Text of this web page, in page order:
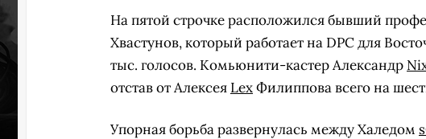
На пятой строчке расположился бывший
Хвастунов, который работает на DPC для
тыс. голосов. Комьюнити-кастер Александр
отстав от Алексея LexФилиппова всего на
Упорная борьба развернулась между Халедом